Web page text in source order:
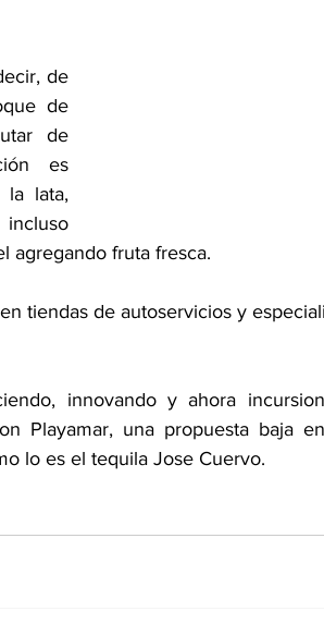
de
de
de
es
la lata,
agregando fruta fresca.
tiendas de autoservicios y
innovando y ahora
Playamar, una propuesta baja
lo es el tequila Jose Cuervo.